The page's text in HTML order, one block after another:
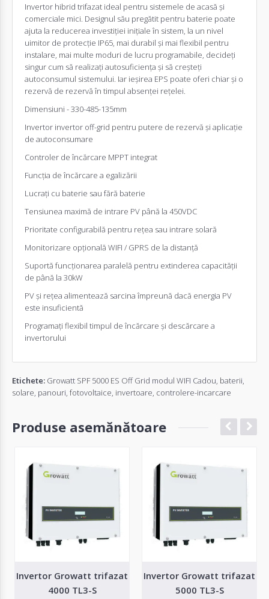
Invertor hibrid trifazat ideal pentru sistemele de acasă și
comerciale mici. Designul său pregătit pentru baterie poate
ajuta la reducerea investiției inițiale în sistem, la un nivel
uimitor de protecție IP65, mai durabil și mai flexibil pentru
instalare, mai multe moduri de lucru programabile, decideți
singur cum să realizați autosuficiența și să creșteți
autoconsumul sistemului. Iar ieșirea EPS poate oferi chiar și o
rezervă de rezervă în timpul absenței rețelei.
Dimensiuni - 330-485-135mm
Invertor invertor off-grid pentru putere de rezervă și aplicație
de autoconsumare
Controler de încărcare MPPT integrat
Funcția de încărcare a egalizării
Lucrați cu baterie sau fără baterie
Tensiunea maximă de intrare PV până la 450VDC
Prioritate configurabilă pentru rețea sau intrare solară
Monitorizare opțională WIFI / GPRS de la distanță
Suportă funcționarea paralelă pentru extinderea capacității
de până la 30kW
PV și rețea alimentează sarcina împreună dacă energia PV
este insuficientă
Programați flexibil timpul de încărcare și descărcare a
invertorului
Etichete: Growatt SPF 5000 ES Off Grid modul WIFI Cadou baterii
solare panouri fotovoltaice invertoare controlere-incarcare
Produse asemănătoare
Invertor Growatt trifazat
4000 TL3-S
Invertor Growatt trifazat
5000 TL3-S